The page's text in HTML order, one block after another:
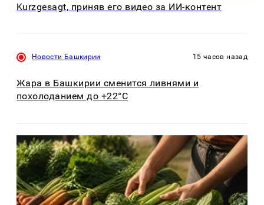
Kurzgesagt, приняв его видео за ИИ-контент
Новости Башкирии 15 часов назад
Жара в Башкирии сменится ливнями и
похолоданием до +22°C